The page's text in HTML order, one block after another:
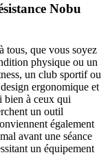
Nobu
tous, que vous soyez
physique ou un
un club sportif ou
ergonomique et
bien à ceux qui
un outil
également
avant une séance
un équipement